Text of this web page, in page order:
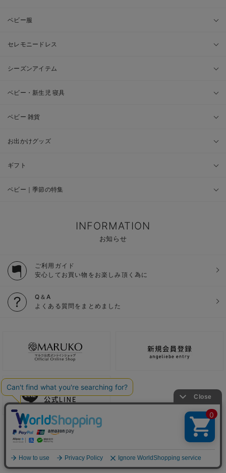
ベビー服
セレモニードレス
シーズンアイテム
ベビー・新生児 寝具
ベビー 雑貨
お出かけグッズ
ギフト
ベビー｜季節の特集
INFORMATION
お知らせ
ご利用ガイド
安心してお買い物をお楽しみ頂く為に
Q＆A
よくある質問をまとめました
特定商取引法に基づく表記
個人情報保護方針
推奨環境
お問い合わせ
サイトマップ